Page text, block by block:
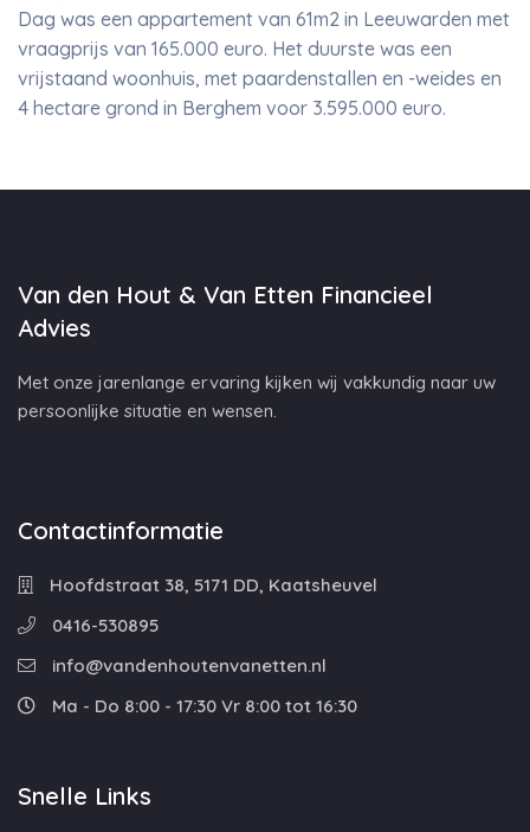
Dag was een appartement van 61m2 in Leeuwarden met
vraagprijs van 165.000 euro. Het duurste was een
vrijstaand woonhuis, met paardenstallen en -weides en
4 hectare grond in Berghem voor 3.595.000 euro.
Van den Hout & Van Etten Financieel
Advies
Met onze jarenlange ervaring kijken wij vakkundig naar uw
persoonlijke situatie en wensen.
Contactinformatie
Hoofdstraat 38, 5171 DD, Kaatsheuvel
0416-530895
info@vandenhoutenvanetten.nl
Ma - Do 8:00 - 17:30 Vr 8:00 tot 16:30
Snelle Links